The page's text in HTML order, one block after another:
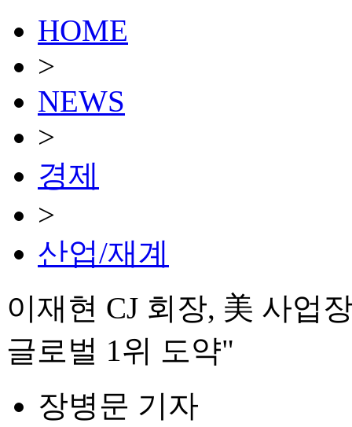
HOME
>
NEWS
>
경제
>
산업/재계
이재현 CJ 회장, 美 사업
글로벌 1위 도약"
장병문 기자